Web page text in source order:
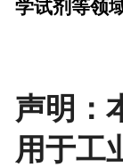
学试剂等领
声明：
用于工